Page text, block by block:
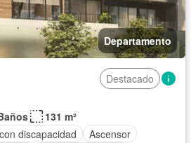
Departamento
Destacado
131 m²
discapacidad
Ascensor